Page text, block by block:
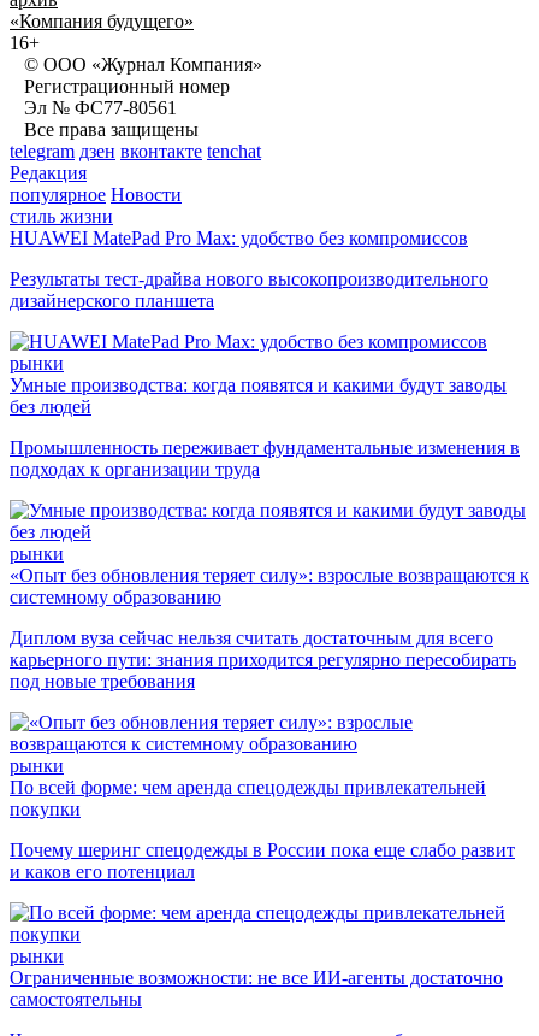
«Компания будущего»
16+
© ООО «Журнал Компания»
Регистрационный номер
Эл № ФС77-80561
Все права защищены
telegram дзен вконтакте tenchat
Редакция
популярное Новости
стиль жизни
HUAWEI MatePad Pro Max: удобство без компромиссов
Результаты тест-драйва нового высокопроизводительного
дизайнерского планшета
рынки
Умные производства: когда появятся и какими будут заводы
без людей
Промышленность переживает фундаментальные изменения в
подходах к организации труда
рынки
«Опыт без обновления теряет силу»: взрослые возвращаются к
системному образованию
Диплом вуза сейчас нельзя считать достаточным для всего
карьерного пути: знания приходится регулярно пересобирать
под новые требования
рынки
По всей форме: чем аренда спецодежды привлекательней
покупки
Почему шеринг спецодежды в России пока еще слабо развит
и каков его потенциал
рынки
Ограниченные возможности: не все ИИ-агенты достаточно
самостоятельны